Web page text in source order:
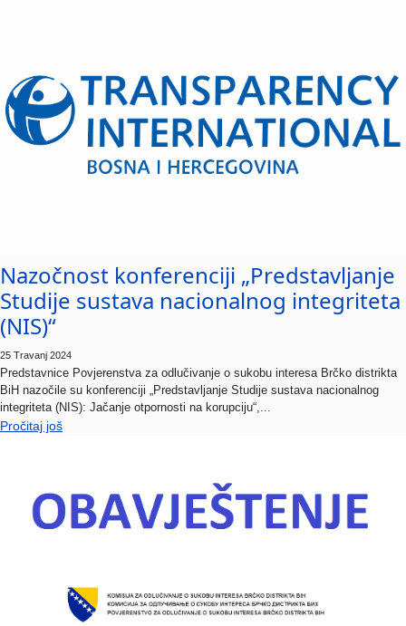
Nazočnost konferenciji „Predstavljanje
Studije sustava nacionalnog integriteta
(NIS)“
25 Travanj 2024
Predstavnice Povjerenstva za odlučivanje o sukobu interesa Brčko distrikta
BiH nazočile su konferenciji „Predstavljanje Studije sustava nacionalnog
integriteta (NIS): Jačanje otpornosti na korupciju“,...
Pročitaj još